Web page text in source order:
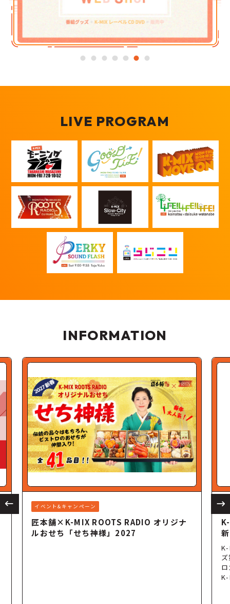
LIVE PROGRAM
INFORMATION
イベント&キャンペーン
匠本舗×K-MIX ROOTS RADIO オリジナ
ルおせち「せち神様」2027